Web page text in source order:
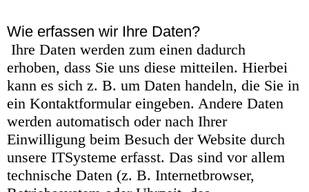
Wie erfassen wir Ihre Daten?
Ihre Daten werden zum einen dadurch
erhoben, dass Sie uns diese mitteilen. Hierbei
kann es sich z. B. um Daten handeln, die Sie in
ein Kontaktformular eingeben. Andere Daten
werden automatisch oder nach Ihrer
Einwilligung beim Besuch der Website durch
unsere ITSysteme erfasst. Das sind vor allem
technische Daten (z. B. Internetbrowser,